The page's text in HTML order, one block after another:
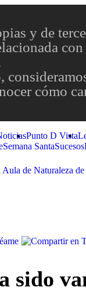
y de
cómo
Punto D Vista
Semana SantaSucesos
de Naturaleza
sido